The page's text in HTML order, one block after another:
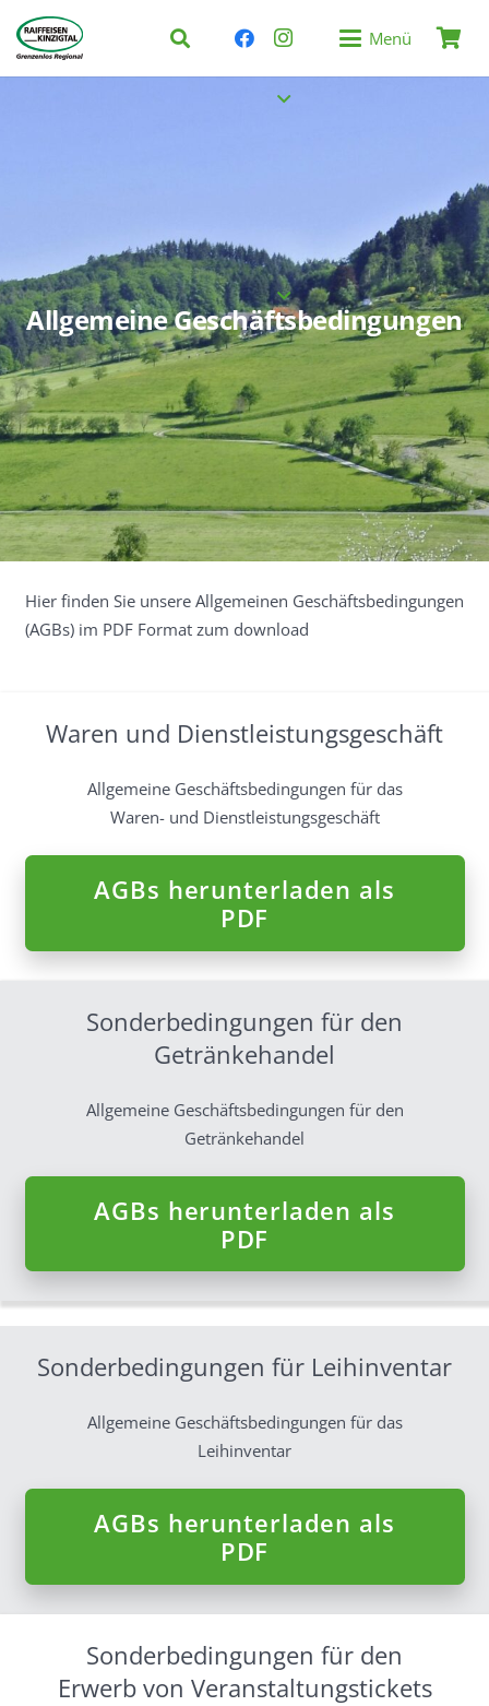
Menü
Allgemeine Geschäftsbedingungen
Hier finden Sie unsere Allgemeinen Geschäftsbedingungen
(AGBs) im PDF Format zum download
Waren und Dienstleistungsgeschäft
Allgemeine Geschäftsbedingungen für das
Waren- und Dienstleistungsgeschäft
AGBs herunterladen als
PDF
Sonderbedingungen für den
Getränkehandel
Allgemeine Geschäftsbedingungen für den
Getränkehandel
AGBs herunterladen als
PDF
Sonderbedingungen für Leihinventar
Allgemeine Geschäftsbedingungen für das
Leihinventar
AGBs herunterladen als
PDF
Sonderbedingungen für den
Erwerb von Veranstaltungstickets